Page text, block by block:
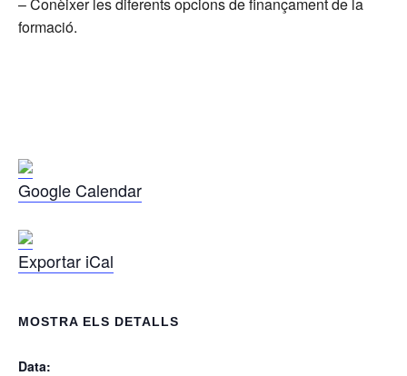
formació.
Google Calendar
Exportar iCal
MOSTRA ELS DETALLS
Data: